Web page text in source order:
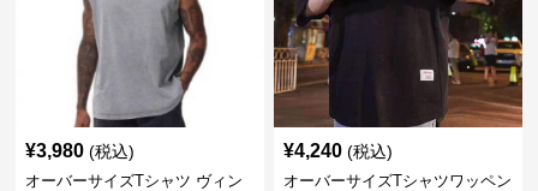
¥3,980 (税込)
オーバーサイズTシャツ ヴィン
¥4,240 (税込)
オーバーサイズTシャツワッペン